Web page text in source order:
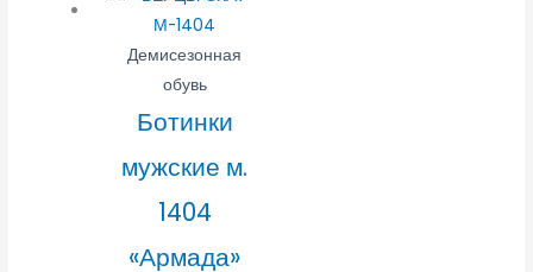
Демисезонная
обувь
Ботинки
мужские м.
1404
«Армада»